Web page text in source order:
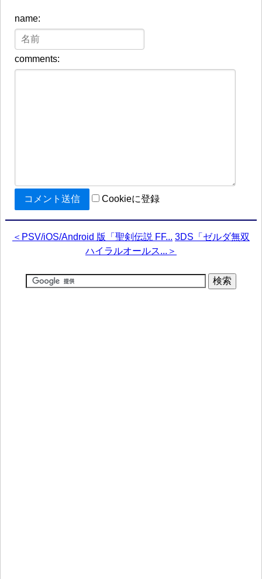
name:
comments:
Cookieに登録
＜PSV/iOS/Android 版「聖剣伝説 FF... 3DS「ゼルダ無双
ハイラルオールス...＞